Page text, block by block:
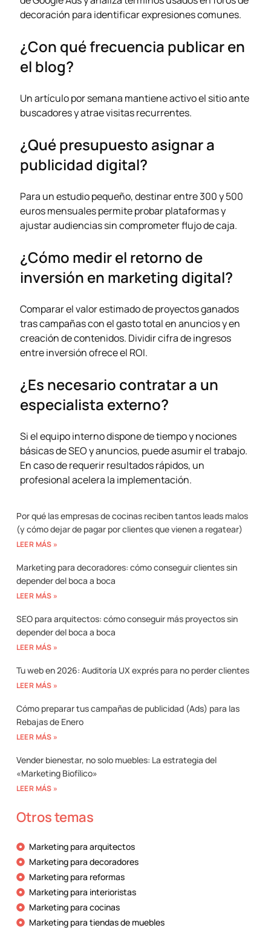
decoración para identificar expresiones comunes.
¿Con qué frecuencia publicar en
el blog?
Un artículo por semana mantiene activo el sitio ante
buscadores y atrae visitas recurrentes.
¿Qué presupuesto asignar a
publicidad digital?
Para un estudio pequeño, destinar entre 300 y 500
euros mensuales permite probar plataformas y
ajustar audiencias sin comprometer flujo de caja.
¿Cómo medir el retorno de
inversión en marketing digital?
Comparar el valor estimado de proyectos ganados
tras campañas con el gasto total en anuncios y en
creación de contenidos. Dividir cifra de ingresos
entre inversión ofrece el ROI.
¿Es necesario contratar a un
especialista externo?
Si el equipo interno dispone de tiempo y nociones
básicas de SEO y anuncios, puede asumir el trabajo.
En caso de requerir resultados rápidos, un
profesional acelera la implementación.
Por qué las empresas de cocinas reciben tantos leads malos
(y cómo dejar de pagar por clientes que vienen a regatear)
LEER MÁS »
Marketing para decoradores: cómo conseguir clientes sin
depender del boca a boca
LEER MÁS »
SEO para arquitectos: cómo conseguir más proyectos sin
depender del boca a boca
LEER MÁS »
Tu web en 2026: Auditoría UX exprés para no perder clientes
LEER MÁS »
Cómo preparar tus campañas de publicidad (Ads) para las
Rebajas de Enero
LEER MÁS »
Vender bienestar, no solo muebles: La estrategia del
«Marketing Biofílico»
LEER MÁS »
Otros temas
Marketing para arquitectos
Marketing para decoradores
Marketing para reformas
Marketing para interioristas
Marketing para cocinas
Marketing para tiendas de muebles